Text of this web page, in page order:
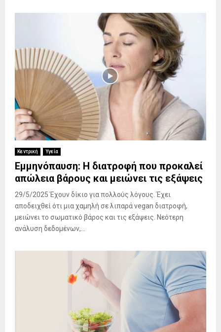
Κεντρική Υγεία
Εμμηνόπαυση: Η διατροφή που προκαλεί
απώλεια βάρους και μειώνει τις εξάψεις
29/5/2025 Έχουν δίκιο για πολλούς λόγους. Έχει
αποδειχθεί ότι μια χαμηλή σε λιπαρά vegan διατροφή,
μειώνει το σωματικό βάρος και τις εξάψεις. Νεότερη
ανάλυση δεδομένων,...